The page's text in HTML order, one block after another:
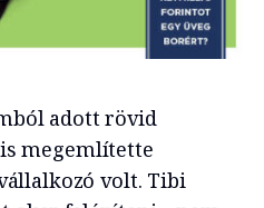
adott rövid
megemlítette
volt. Tibi